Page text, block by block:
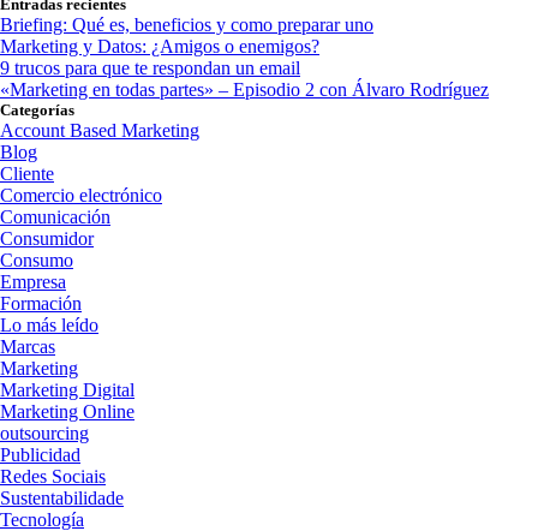
Entradas recientes
Briefing: Qué es, beneficios y como preparar uno
Marketing y Datos: ¿Amigos o enemigos?
9 trucos para que te respondan un email
«Marketing en todas partes» – Episodio 2 con Álvaro Rodríguez
Categorías
Account Based Marketing
Blog
Cliente
Comercio electrónico
Comunicación
Consumidor
Consumo
Empresa
Formación
Lo más leído
Marcas
Marketing
Marketing Digital
Marketing Online
outsourcing
Publicidad
Redes Sociais
Sustentabilidade
Tecnología